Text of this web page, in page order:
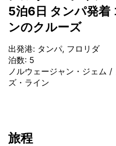
5泊6日 タンパ発着
ンのクルーズ
出発港: タンパ, フロリダ
泊数: 5
ノルウェージャン・ジェム /
ズ・ライン
旅程